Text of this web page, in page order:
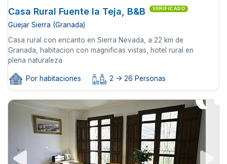
Casa Rural Fuente la Teja, B&B VERIFICADO
Güejar Sierra (Granada)
Casa rural con encanto en Sierra Nevada, a 22 km de
Granada, habitacion con magnificas vistas, hotel rural en
plena naturaleza
Por habitaciones 2 -> 26 Personas